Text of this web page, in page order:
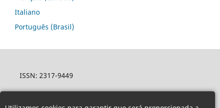
Italiano
Português (Brasil)
ISSN: 2317-9449